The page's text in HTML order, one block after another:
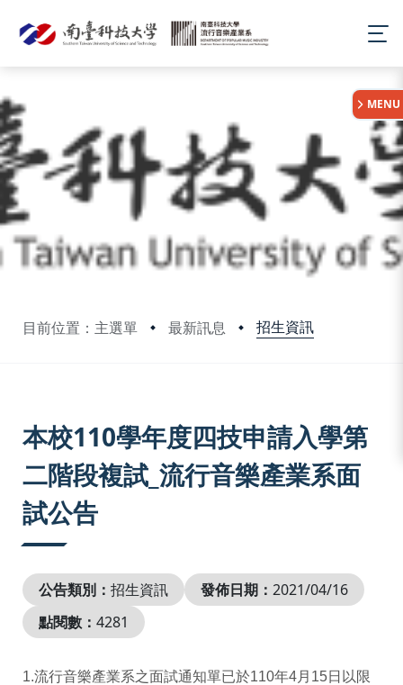
目前位置：主選單 最新訊息 招生資訊
MENU
本校110學年度四技申請入學第
二階段複試_流行音樂產業系面
試公告
公告類別： 招生資訊 發佈日期： 2021/04/16
點閱數： 4281
1.流行音樂產業系之面試通知單已於110年4月15日以限